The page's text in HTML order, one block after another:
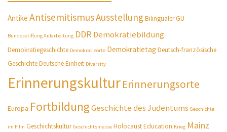
Antike AntisemitismusAusstellungBilingualer GU
Bundesstiftung Aufarbeitung DDR Demokratiebildung
Demokratiegeschichte Demokratieorte Demokratietag Deutsch-französische
GeschichteDeutsche Einheit Diversity
ErinnerungskulturErinnerungsorte
Europa Fortbildung Geschichte des Judentums Geschichte
im Film Geschichtskultur Geschichtsmesse Holocaust Education Krieg Mainz